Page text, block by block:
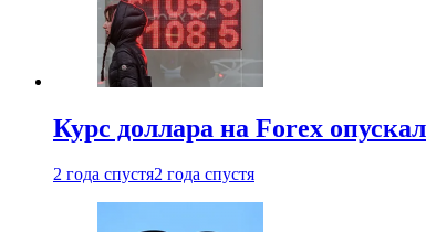
Курс доллара на Forex
2 года спустя2 года спустя